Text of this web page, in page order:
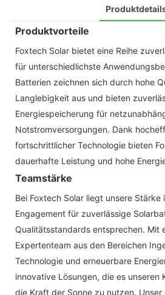
Produktvorteile
Foxtech Solar bietet eine Reihe
für unterschiedlichste
Batterien zeichnen sich durch hohe
Langlebigkeit aus und bieten
Energiespeicherung für
Notstromversorgungen. Dank
fortschrittlicher Technologie bieten
dauerhafte Leistung und hohe
Teamstärke
Bei Foxtech Solar liegt unsere Stärke
Engagement für zuverlässige
Qualitätsstandards entsprechen. Mit
Expertenteam aus den Bereichen
Technologie und erneuerbare
innovative Lösungen, die es unseren
die Kraft der Sonne zu nutzen.